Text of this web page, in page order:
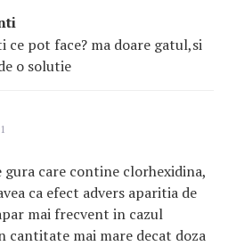
pot face? ma doare gatul,si
o solutie
gura care contine clorhexidina,
ca efect advers aparitia de
mai frecvent in cazul
cantitate mai mare decat doza